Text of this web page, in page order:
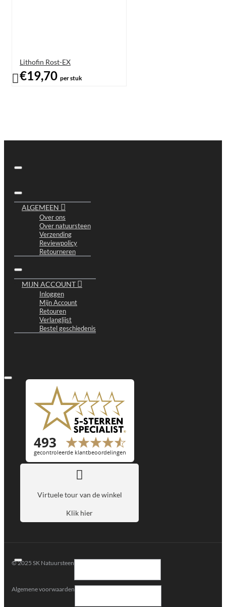
Lithofin Rost-EX
€19,70 per stuk
ALGEMEEN
Over ons
Over natuursteen
Verzending
Reviewpolicy
Retourneren
MIJN ACCOUNT
Inloggen
Mijn Account
Retouren
Verlanglijst
Bestel geschiedenis
Virtuele tour van de winkel
Klik hier
© 2025 SK Natuursteen
Algemene voorwaarden